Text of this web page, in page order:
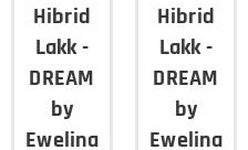
Hibrid
Lakk -
DREAM
by
Ewelina
Hibrid
Lakk -
DREAM
by
Ewelina